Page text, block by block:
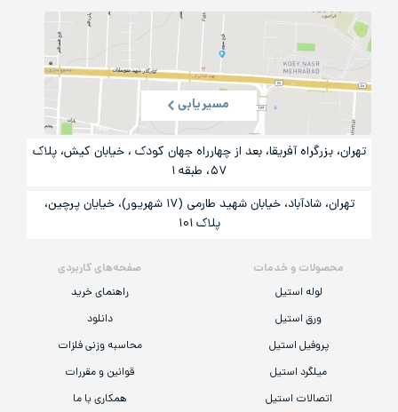
محصولات و خدمات
لوله استیل
ورق استیل
پروفیل استیل
میلگرد استیل
اتصالات استیل
صفحه‌های کاربردی
راهنمای خرید
دانلود
محاسبه وزنی فلزات
قوانین و مقررات
همکاری با ما
مسیریابی
تهران، بزرگراه آفریقا، بعد از چهارراه جهان کودک ، خیابان کیش، پلاک
۵۷، طبقه ۱
تهران، شادآباد، خیابان شهید طارمی (۱۷ شهریور)، خیایان پرچین،
پلاک ۱۰۱